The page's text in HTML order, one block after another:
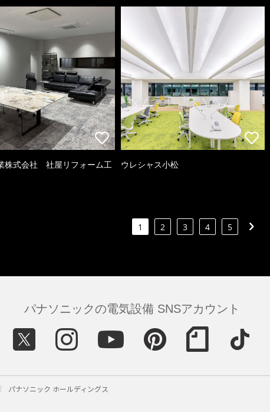
株式会社 社屋リフォーム工 ウレシャス小松
1 2 3 4 5
パナソニックの電気設備 SNSアカウント
パナソニック ホールディングス